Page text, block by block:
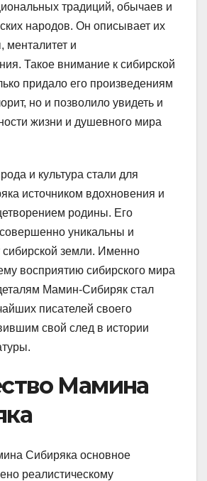
традиций, обычаев и
народов. Он описывает их
менталитет и
Такое внимание к сибирской
придало его произведениям
но и позволило увидеть и
жизни и душевного мира
и культура стали для
источником вдохновения и
родины. Его
уникальны и
сибирской земли. Именно
восприятию сибирского мира
Мамин-Сибиряк стал
писателей своего
свой след в истории
Мамина
Сибиряка основное
реалистическому